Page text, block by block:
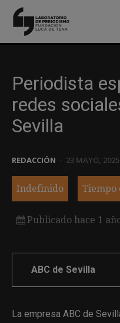
Periodista
redes
Sevilla
REDACCIÓN 23 MAYO, 2025
Indefinido Tiempo
Publicado hace 1
ABC de Sevilla
La empresa ABC de